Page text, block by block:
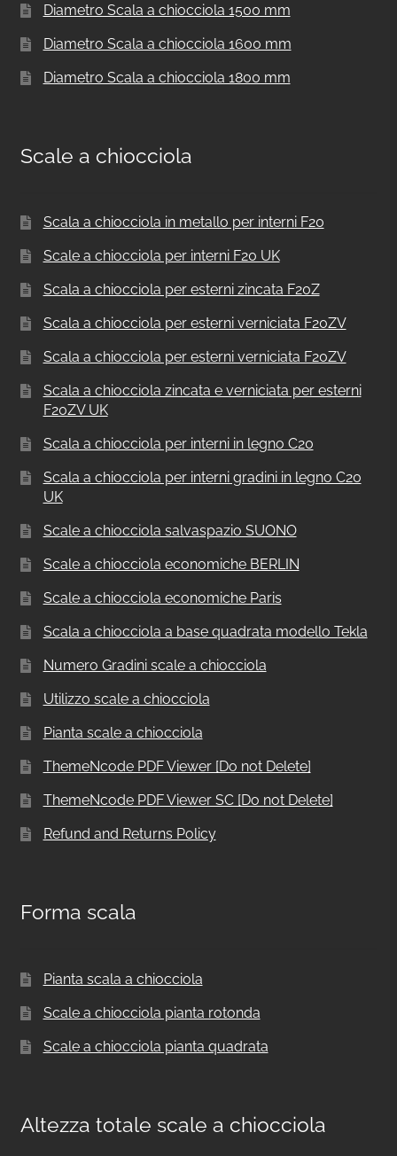
Diametro Scala a chiocciola 1500 mm
Diametro Scala a chiocciola 1600 mm
Diametro Scala a chiocciola 1800 mm
Scale a chiocciola
Scala a chiocciola in metallo per interni F20
Scale a chiocciola per interni F20 UK
Scala a chiocciola per esterni zincata F20Z
Scala a chiocciola per esterni verniciata F20ZV
Scala a chiocciola per esterni verniciata F20ZV
Scala a chiocciola zincata e verniciata per esterni
F20ZV UK
Scala a chiocciola per interni in legno C20
Scala a chiocciola per interni gradini in legno C20
UK
Scale a chiocciola salvaspazio SUONO
Scale a chiocciola economiche BERLIN
Scale a chiocciola economiche Paris
Scala a chiocciola a base quadrata modello Tekla
Numero Gradini scale a chiocciola
Utilizzo scale a chiocciola
Pianta scale a chiocciola
ThemeNcode PDF Viewer [Do not Delete]
ThemeNcode PDF Viewer SC [Do not Delete]
Refund and Returns Policy
Forma scala
Pianta scala a chiocciola
Scale a chiocciola pianta rotonda
Scale a chiocciola pianta quadrata
Altezza totale scale a chiocciola